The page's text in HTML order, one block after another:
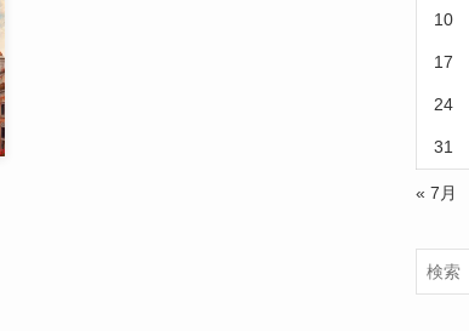
10
17
24
31
« 7月